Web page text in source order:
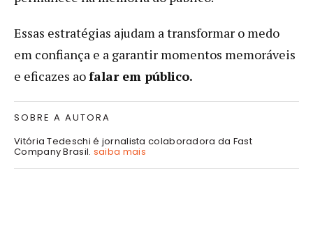
Essas estratégias ajudam a transformar o medo
em confiança e a garantir momentos memoráveis
e eficazes aofalar em público.
SOBRE A AUTORA
Vitória Tedeschi é jornalista colaboradora da Fast
Company Brasil. saiba mais